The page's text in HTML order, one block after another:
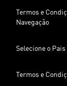
Termos e
Navegação
Selecione o Pais
Termos e